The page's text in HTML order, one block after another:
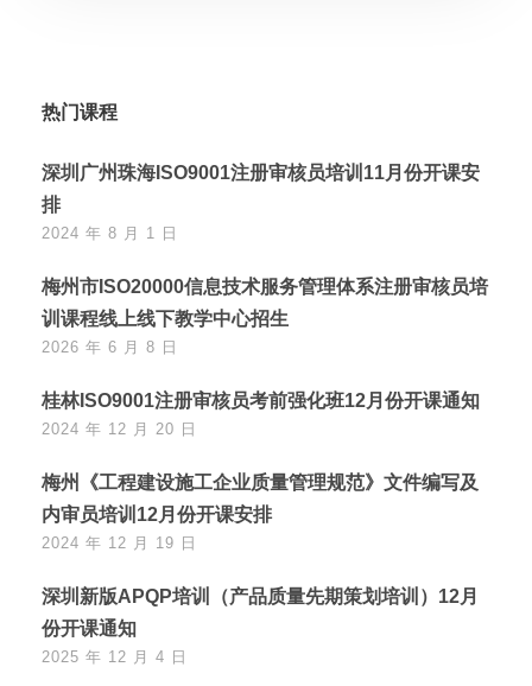
热门课程
深圳广州珠海ISO9001注册审核员培训11月份开课安
排
2024 年 8 月 1 日
梅州市ISO20000信息技术服务管理体系注册审核员培
训课程线上线下教学中心招生
2026 年 6 月 8 日
桂林ISO9001注册审核员考前强化班12月份开课通知
2024 年 12 月 20 日
梅州《工程建设施工企业质量管理规范》文件编写及
内审员培训12月份开课安排
2024 年 12 月 19 日
深圳新版APQP培训（产品质量先期策划培训）12月
份开课通知
2025 年 12 月 4 日